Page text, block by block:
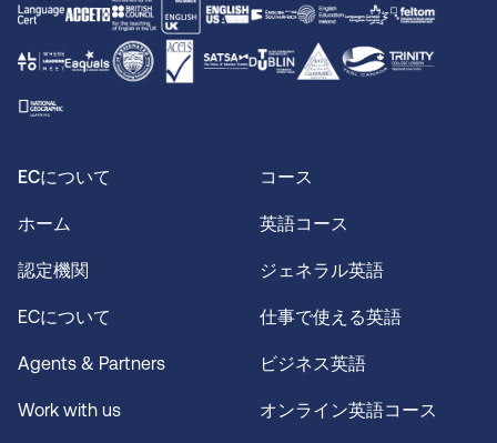
ECについて
ホーム
認定機関
ECについて
Agents & Partners
Work with us
コース
英語コース
ジェネラル英語
仕事で使える英語
ビジネス英語
オンライン英語コース